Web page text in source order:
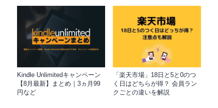
Kindle Unlimitedキャンペーン
【8月最新】まとめ｜3ヵ月99
円など
「楽天市場」18日と5と0のつ
く日はどちらが得？ 会員ラン
クごとの違いを解説